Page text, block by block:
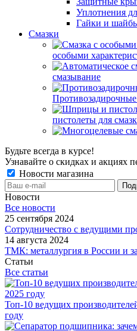
Уплотнения
Гайки и
Смазки
особыми
смазывание
пистолеты для
Будьте всегда в курсе!
Узнавайте о скидках и акциях
Новости магазина
Новости
Все новости
25 сентября 2024
Сотрудничество с ведущими
14 августа 2024
ТМК: металлургия в России и
Статьи
Все статьи
Топ-10 ведущих
году